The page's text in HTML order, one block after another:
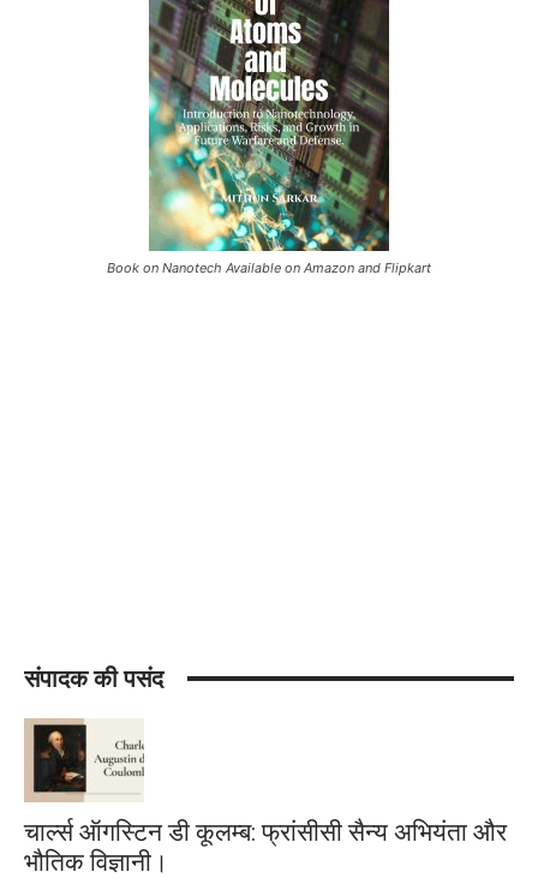
Book on Nanotech Available on Amazon and Flipkart
संपादक की पसंद
चार्ल्स ऑगस्टिन डी कूलम्ब: फ्रांसीसी सैन्य अभियंता और
भौतिक विज्ञानी।